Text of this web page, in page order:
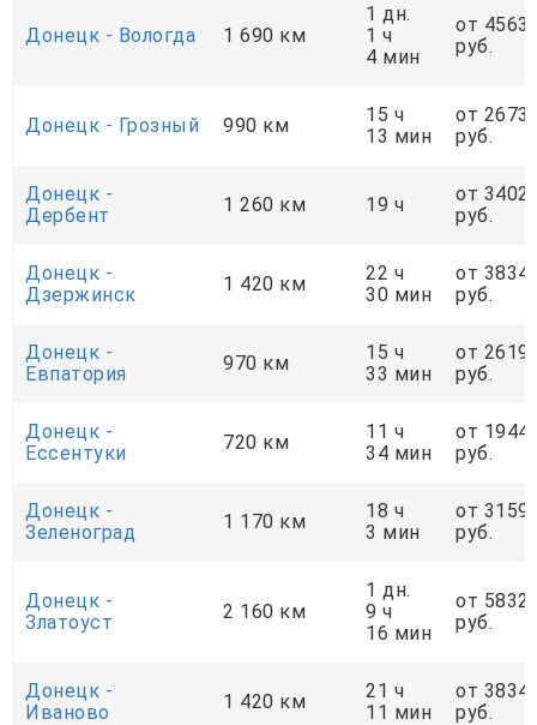
Донецк - Вологда 1 690 км
1 дн.
1 ч
4 мин
от
руб.
Донецк - Грозный 990 км
15 ч
13 мин
от
руб.
Донецк -
Дербент
1 260 км 19 ч
от
руб.
Донецк -
Дзержинск
1 420 км
22 ч
30 мин
от
руб.
Донецк -
Евпатория
970 км
15 ч
33 мин
от
руб.
Донецк -
Ессентуки
720 км
11 ч
34 мин
от
руб.
Донецк -
Зеленоград
1 170 км
18 ч
3 мин
от
руб.
Донецк -
Златоуст
2 160 км
1 дн.
9 ч
16 мин
от
руб.
Донецк -
Иваново
1 420 км
21 ч
11 мин
от
руб.